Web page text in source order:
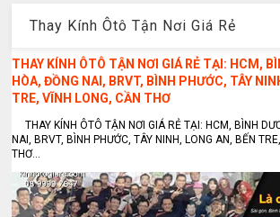
Thay Kính Ôtô Tận Nơi Giá Rẻ
THAY KÍNH ÔTÔ TẬN NƠI GIÁ RẺ TẠI: HCM,
HÒA, ĐỒNG NAI, BRVT, BÌNH PHƯỚC, TÂY
TRE, VĨNH LONG, CẦN THƠ
THAY KÍNH ÔTÔ TẬN NƠI GIÁ RẺ TẠI: HCM, BÌNH
NAI, BRVT, BÌNH PHƯỚC, TÂY NINH, LONG AN, BẾN
THƠ...